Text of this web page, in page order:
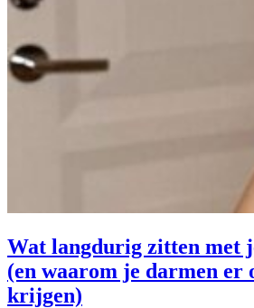
Wat langdurig zitten met
(en waarom je darmen er
krijgen)